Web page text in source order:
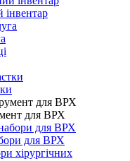
інвентар
для ВРХ
для ВРХ